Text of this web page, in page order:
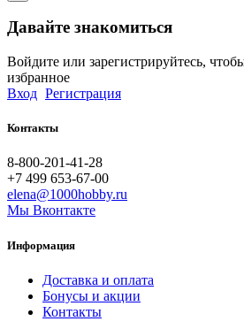
Давайте знакомиться
Войдите или зарегистрируйтесь,
избранное
Вход Регистрация
Контакты
8-800-201-41-28
+7 499 653-67-00
elena@1000hobby.ru
Мы Вконтакте
Информация
Доставка и оплата
Бонусы и акции
Контакты